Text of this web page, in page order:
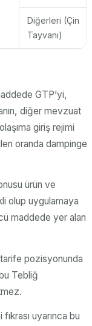
Diğerleri (Çin
Tayvanı)
GTP’yi,
diğer mevzuat
giriş rejimi
oranda dampinge
ürün ve
olup uygulamaya
maddede yer alan
pozisyonunda
Tebliğ
uyarınca bu